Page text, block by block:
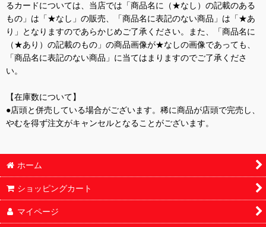
るカードについては、当店では「商品名に（★なし）の記載のある
もの」は「★なし」の販売、「商品名に表記のない商品」は「★あ
り」となりますのであらかじめご了承ください。また、「商品名に
（★あり）の記載のもの」の商品画像が★なしの画像であっても、
「商品名に表記のない商品」に当てはまりますのでご了承くださ
い。
【在庫数について】
●店頭と併売している場合がございます。稀に商品が店頭で完売し、
やむを得ず注文がキャンセルとなることがございます。
ホーム
ショッピングカート
マイページ